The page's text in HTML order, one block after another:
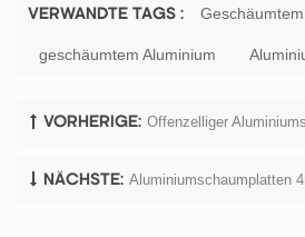
VERWANDTE TAGS :
geschäumtem Aluminium
VORHERIGE: Offenzelliger
NÄCHSTE: Aluminiumschaumplatten